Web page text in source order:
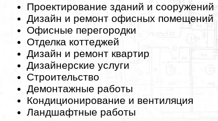
Проектирование зданий и сооружений
Дизайн и ремонт офисных помещений
Офисные перегородки
Отделка коттеджей
Дизайн и ремонт квартир
Дизайнерские услуги
Строительство
Демонтажные работы
Кондиционирование и вентиляция
Ландшафтные работы